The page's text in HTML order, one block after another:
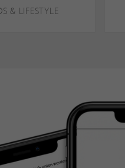
& LIFESTYLE